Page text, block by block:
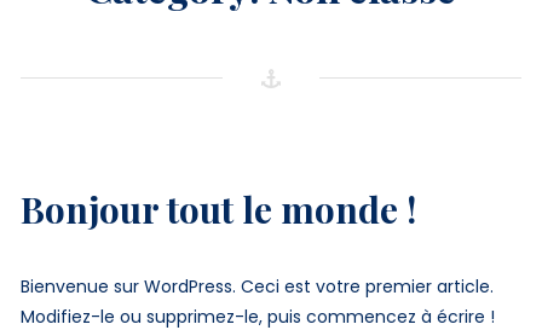
Bonjour tout le monde !
Bienvenue sur WordPress. Ceci est votre premier article.
Modifiez-le ou supprimez-le, puis commencez à écrire !